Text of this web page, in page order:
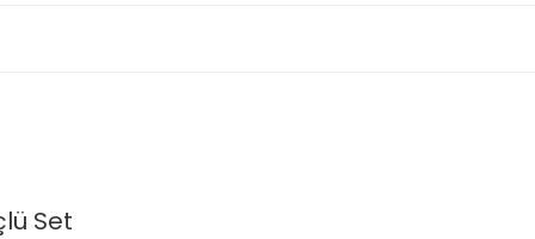
Set